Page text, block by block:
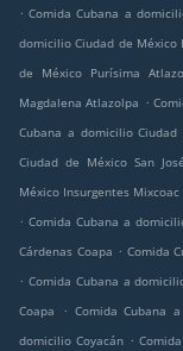
. Comida Cubana a
domicilio Ciudad de México
de México Purísima
Magdalena Atlazolpa .
Cubana a domicilio
Ciudad de México San
México Insurgentes Mixcoac
. Comida Cubana a
Cárdenas Coapa . Comida
. Comida Cubana a
Coapa
. Comida Cubana
domicilio Coyacán .